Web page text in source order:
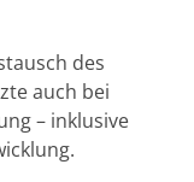
des
auch bei
– inklusive